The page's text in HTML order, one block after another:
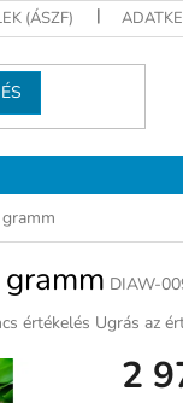
(ÁSZF)
DIAW-
értékelés Ugrás az
2